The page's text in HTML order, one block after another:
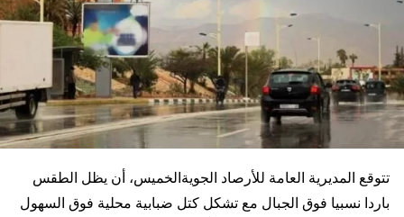
تتوقع المديرية العامة للأرصاد الجويةالخميس، أن يظل الطقس
باردا نسبيا فوق الجبال مع تشكل كتل ضبابية محلية فوق السهول